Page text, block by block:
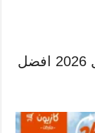
عروض كازيون اليوم الجمعة 3 ابريل 2026 افضل